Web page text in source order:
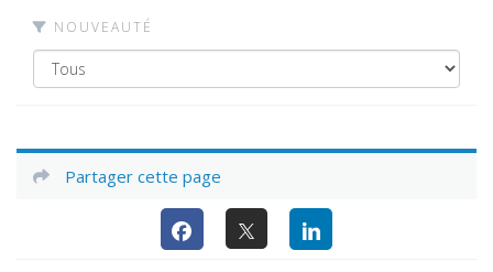
NOUVEAUTÉ
Partager cette page